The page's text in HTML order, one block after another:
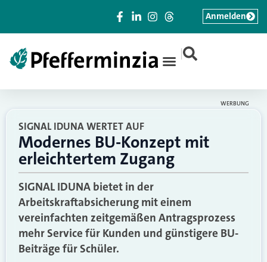
|
Anmelden
WERBUNG
SIGNAL IDUNA WERTET AUF
Modernes BU-Konzept mit
erleichtertem Zugang
SIGNAL IDUNA bietet in der
Arbeitskraftabsicherung mit einem
vereinfachten zeitgemäßen Antragsprozess
mehr Service für Kunden und günstigere BU-
Beiträge für Schüler.